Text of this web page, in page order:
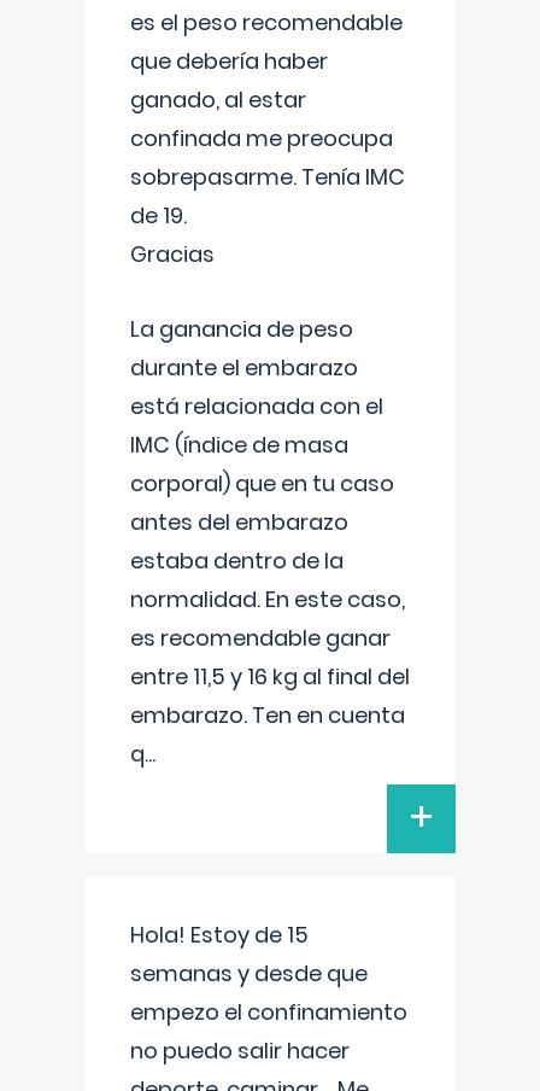
es el peso recomendable
que debería haber
ganado, al estar
confinada me preocupa
sobrepasarme. Tenía IMC
de 19.
Gracias
La ganancia de peso
durante el embarazo
está relacionada con el
IMC (índice de masa
corporal) que en tu caso
antes del embarazo
estaba dentro de la
normalidad. En este caso,
es recomendable ganar
entre 11,5 y 16 kg al final del
embarazo. Ten en cuenta
q...
+
Hola! Estoy de 15
semanas y desde que
empezo el confinamiento
no puedo salir hacer